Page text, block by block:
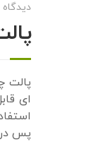
دیدگاه
پالت
ای
پس در